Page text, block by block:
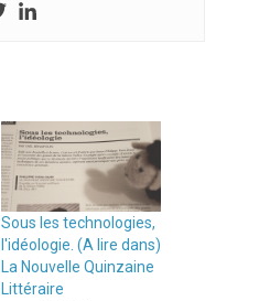
Sous les technologies,
l'idéologie. (A lire dans)
La Nouvelle Quinzaine
Littéraire